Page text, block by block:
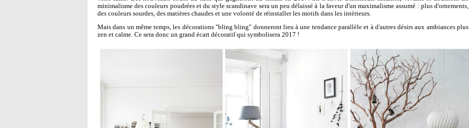
minimalisme des couleurs poudrées et du style scandinave sera un peu délaissé à la faveur d'un maximalisme assumé : plus d'ornements,
des couleurs sourdes, des matières chaudes et une volonté de réinstaller les motifs dans les intérieurs.
Mais dans un même temps, les décorations "bling bling" donneront lieu à une tendance parallèle et à d'autres désirs aux ambiances plus
zen et calme. Ce sera donc un grand écart décoratif qui symbolisera 2017 !